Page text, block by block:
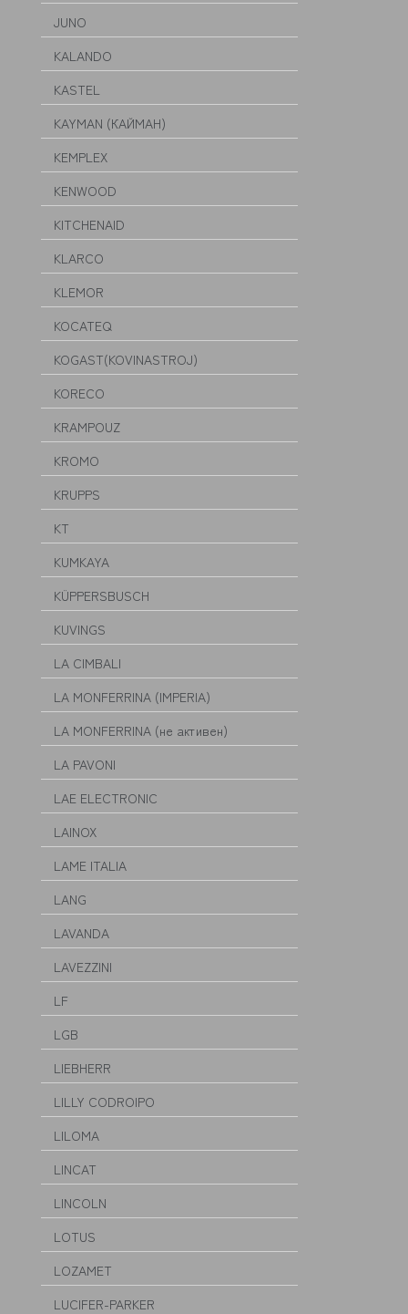
JUNO
KALANDO
KASTEL
KAYMAN (КАЙМАН)
KEMPLEX
KENWOOD
KITCHENAID
KLARCO
KLEMOR
KOCATEQ
KOGAST(KOVINASTROJ)
KORECO
KRAMPOUZ
KROMO
KRUPPS
KT
KUMKAYA
KÜPPERSBUSCH
KUVINGS
LA CIMBALI
LA MONFERRINA (IMPERIA)
LA MONFERRINA (не активен)
LA PAVONI
LAE ELECTRONIC
LAINOX
LAME ITALIA
LANG
LAVANDA
LAVEZZINI
LF
LGB
LIEBHERR
LILLY CODROIPO
LILOMA
LINCAT
LINCOLN
LOTUS
LOZAMET
LUCIFER-PARKER